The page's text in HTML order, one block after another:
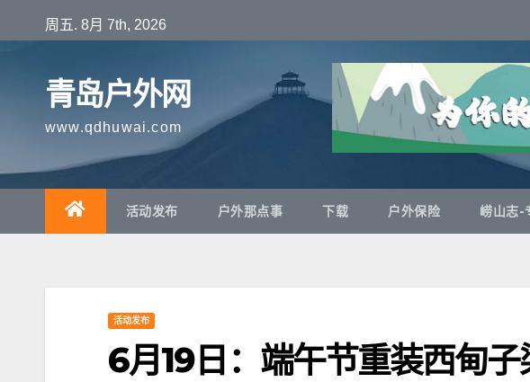
至
周五. 8月 7th, 2026
青岛户外网
www.qdhuwai.com
活动发布 户外那点事 下载 户外保险 崂山志-
活动发布
6月19日：端午节重装西甸子